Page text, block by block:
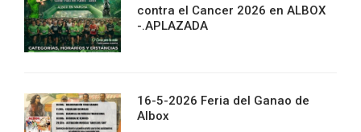
contra el Cancer 2026 en ALBOX
-.APLAZADA
16-5-2026 Feria del Ganao de
Albox